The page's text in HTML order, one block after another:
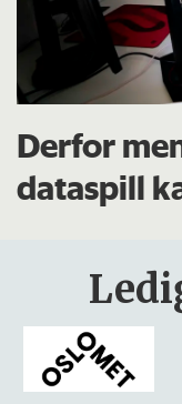
Derfor
dataspill